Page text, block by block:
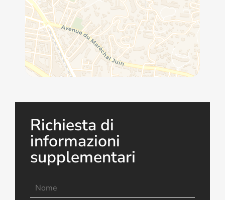
Richiesta di
informazioni
supplementari